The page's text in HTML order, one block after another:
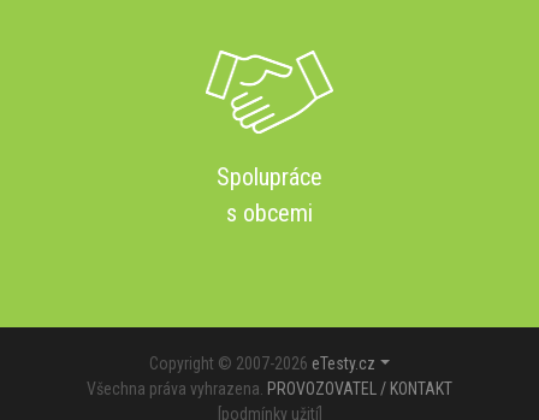
Spolupráce
s obcemi
Copyright © 2007-2026 eTesty.cz
Všechna práva vyhrazena. PROVOZOVATEL / KONTAKT
podmínky užití]